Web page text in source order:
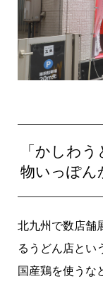
「かしわ
物いっぽん
北九州で数店舗
るうどん店とい
国産鶏を使うな